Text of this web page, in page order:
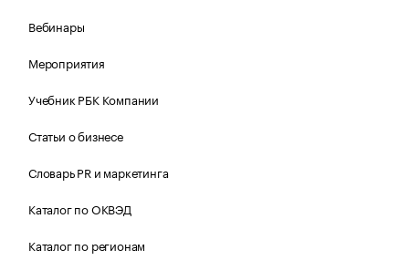
Вебинары
Мероприятия
Учебник РБК Компании
Статьи о бизнесе
Словарь PR и маркетинга
Каталог по ОКВЭД
Каталог по регионам